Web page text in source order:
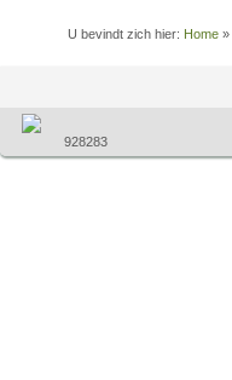
U bevindt zich hier: Home »
928283